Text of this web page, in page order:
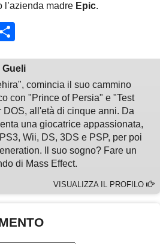
l’azienda madre Epic.
WhatsApp
Gueli
comincia il suo cammino
con "Prince of Persia" e "Test
DOS, all'età di cinque anni. Da
una giocatrice appassionata,
Wii, DS, 3DS e PSP, per poi
Il suo sogno? Fare un
di Mass Effect.
VISUALIZZA IL PROFILO